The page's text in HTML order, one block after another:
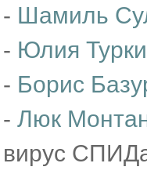
- Шамиль
- Юлия
- Борис
- Люк
вирус